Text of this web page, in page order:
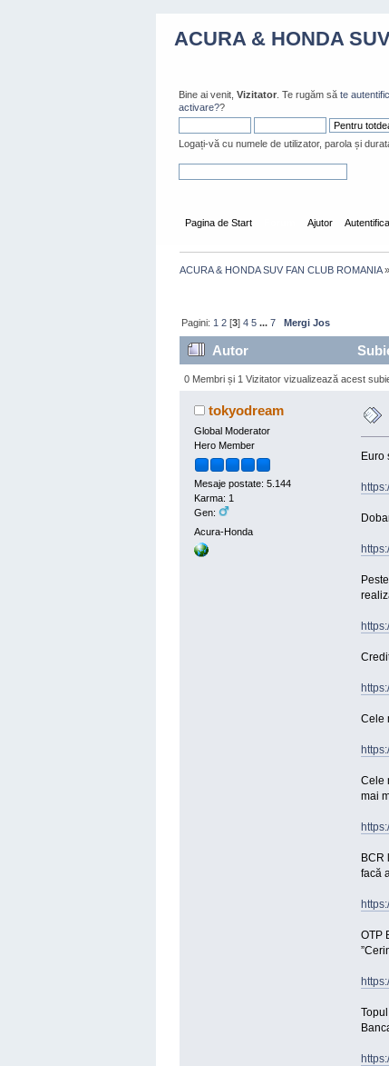
ACURA & HONDA
Bine ai venit, Vizitator . Te rugăm să te
activare??
Logați-vă cu numele de utilizator, parola și
Pagina de Start Ajutor
ACURA & HONDA SUV FAN CLUB ROMANIA»
Pagini: 1 2 [3]4 5 ...7 Mergi Jos
Autor
0 Membri și 1 Vizitator vizualizează acest
tokyodream
Global Moderator
Hero Member
Mesaje postate: 5.144
Karma: 1
Gen:
Acura-Honda
Euro
Cele
Cele
mai
BCR
facă
OTP